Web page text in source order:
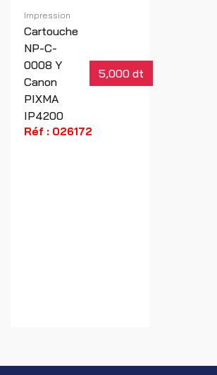
Impression
Cartouche
NP-C-
0008 Y
Canon
PIXMA
IP4200
5,000 dt
Réf : 026172